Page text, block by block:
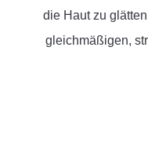
die Haut zu
gleichmäßigen,